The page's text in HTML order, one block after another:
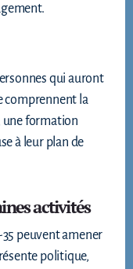
qui auront
comprennent la
une formation
à leur plan de
activités
peuvent amener
politique,